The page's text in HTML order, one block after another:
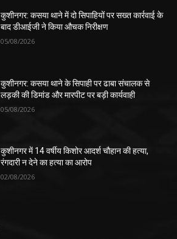
कुशीनगर: कसया थाने में दो सिपाहियों पर सख्त कार्रवाई के
बाद डीआईजी ने किया औचक निरीक्षण
05/08/2026
कुशीनगर: कसया थाने के सिपाही पर ढाबा संचालक से
लड़की की डिमांड और मारपीट पर बड़ी कार्यवाही
05/08/2026
कुशीनगर में 14 वर्षीय किशोर आदर्श चौहान की हत्या,
रंगदारी न देने का हत्या का आरोप
02/08/2026